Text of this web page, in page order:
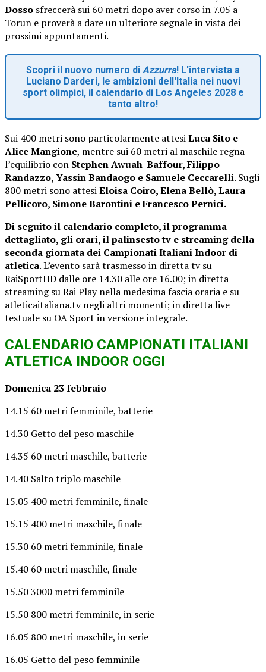
Dosso sfreccerà sui 60 metri dopo aver corso in 7.05 a
Torun e proverà a dare un ulteriore segnale in vista dei
prossimi appuntamenti.
Scopri il nuovo numero di Azzurra! L'intervista a
Luciano Darderi, le ambizioni dell'Italia nei nuovi
sport olimpici, il calendario di Los Angeles 2028 e
tanto altro!
Sui 400 metri sono particolarmente attesiLuca Sito e
Alice Mangione, mentre sui 60 metri al maschile regna
l’equilibrio con Stephen Awuah-Baffour, Filippo
Randazzo, Yassin Bandaogo e Samuele Ceccarelli. Sugli
800 metri sono attesiEloisa Coiro, Elena Bellò, Laura
Pellicoro, Simone Barontini e Francesco Pernici.
Di seguito il calendario completo, il programma
dettagliato, gli orari, il palinsesto tv e streaming della
seconda giornata dei Campionati Italiani Indoor di
atletica. L’evento sarà trasmesso in diretta tv su
RaiSportHD dalle ore 14.30 alle ore 16.00; in diretta
streaming su Rai Play nella medesima fascia oraria e su
atleticaitaliana.tv negli altri momenti; in diretta live
testuale su OA Sport in versione integrale.
CALENDARIO CAMPIONATI ITALIANI
ATLETICA INDOOR OGGI
Domenica 23 febbraio
14.15 60 metri femminile, batterie
14.30 Getto del peso maschile
14.35 60 metri maschile, batterie
14.40 Salto triplo maschile
15.05 400 metri femminile, finale
15.15 400 metri maschile, finale
15.30 60 metri femminile, finale
15.40 60 metri maschile, finale
15.50 3000 metri femminile
15.50 800 metri femminile, in serie
16.05 800 metri maschile, in serie
16.05 Getto del peso femminile